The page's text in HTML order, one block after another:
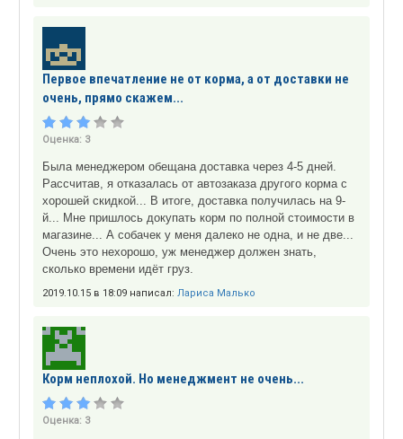
Первое впечатление не от корма, а от доставки не
очень, прямо скажем...
Оценка: 3
Была менеджером обещана доставка через 4-5 дней.
Рассчитав, я отказалась от автозаказа другого корма с
хорошей скидкой... В итоге, доставка получилась на 9-
й... Мне пришлось докупать корм по полной стоимости в
магазине... А собачек у меня далеко не одна, и не две...
Очень это нехорошо, уж менеджер должен знать,
сколько времени идёт груз.
2019.10.15 в 18:09 написал: Лариса Малько
Корм неплохой. Но менеджмент не очень...
Оценка: 3